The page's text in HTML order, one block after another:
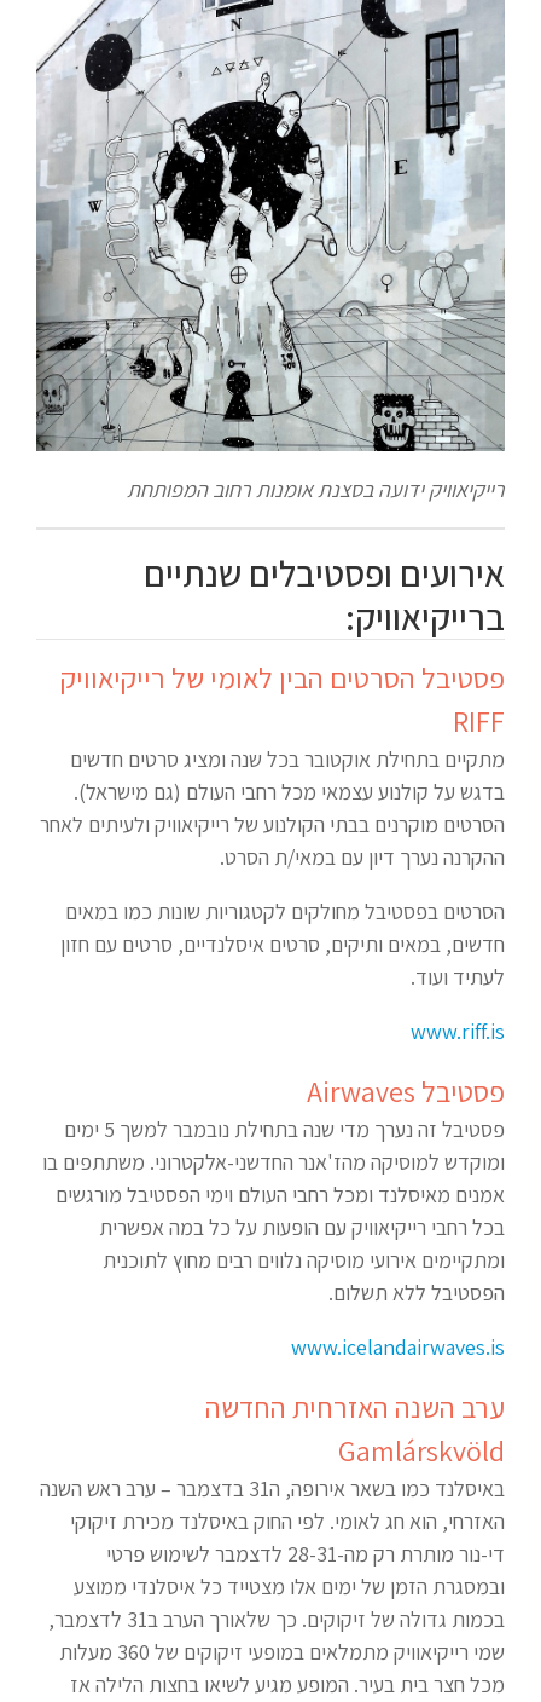
רייקיאוויק ידועה בסצנת אומנות רחוב המפותחת
אירועים ופסטיבלים שנתיים
ברייקיאוויק:
פסטיבל הסרטים הבין לאומי של רייקיאוויק
RIFF
מתקיים בתחילת אוקטובר בכל שנה ומציג סרטים חדשים
בדגש על קולנוע עצמאי מכל רחבי העולם (גם מישראל).
הסרטים מוקרנים בבתי הקולנוע של רייקיאוויק ולעיתים לאחר
ההקרנה נערך דיון עם במאי/ת הסרט.
הסרטים בפסטיבל מחולקים לקטגוריות שונות כמו במאים
חדשים, במאים ותיקים, סרטים איסלנדיים, סרטים עם חזון
לעתיד ועוד.
www.riff.is
פסטיבל Airwaves
פסטיבל זה נערך מדי שנה בתחילת נובמבר למשך 5 ימים
ומוקדש למוסיקה מהז'אנר החדשני-אלקטרוני. משתתפים בו
אמנים מאיסלנד ומכל רחבי העולם וימי הפסטיבל מורגשים
בכל רחבי רייקיאוויק עם הופעות על כל במה אפשרית
ומתקיימים אירועי מוסיקה נלווים רבים מחוץ לתוכנית
הפסטיבל ללא תשלום.
www.icelandairwaves.is
ערב השנה האזרחית החדשה
Gamlárskvöld
באיסלנד כמו בשאר אירופה, ה31 בדצמבר – ערב ראש השנה
האזרחי, הוא חג לאומי. לפי החוק באיסלנד מכירת זיקוקי
די-נור מותרת רק מה-28-31 לדצמבר לשימוש פרטי
ובמסגרת הזמן של ימים אלו מצטייד כל איסלנדי ממוצע
בכמות גדולה של זיקוקים. כך שלאורך הערב ב31 לדצמבר,
שמי רייקיאוויק מתמלאים במופעי זיקוקים של 360 מעלות
מכל חצר בית בעיר. המופע מגיע לשיאו בחצות הלילה אז